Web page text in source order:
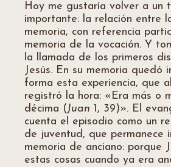
Hoy me gustaría volver a un
importante: la relación entre
memoria, con referencia
memoria de la vocación. Y
la llamada de los primeros
Jesús. En su memoria quedó
forma esta experiencia, que
registró la hora: «Era más o
décima ( Juan 1, 39)». El
cuenta el episodio como un
de juventud, que permanece
memoria de anciano: porque
estas cosas cuando ya era